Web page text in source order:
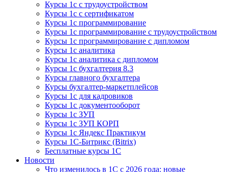
Курсы 1с с трудоустройством
Курсы 1с с сертификатом
Курсы 1с программирование
Курсы 1с программирование с трудоустройством
Курсы 1с программирование с дипломом
Курсы 1с аналитика
Курсы 1с аналитика с дипломом
Курсы 1с бухгалтерия 8.3
Курсы главного бухгалтера
Курсы бухгалтер-маркетплейсов
Курсы 1с для кадровиков
Курсы 1с документооборот
Курсы 1с ЗУП
Курсы 1с ЗУП КОРП
Курсы 1с Яндекс Практикум
Курсы 1С-Битрикс (Bitrix)
Бесплатные курсы 1С
Новости
Что изменилось в 1С с 2026 года: новые